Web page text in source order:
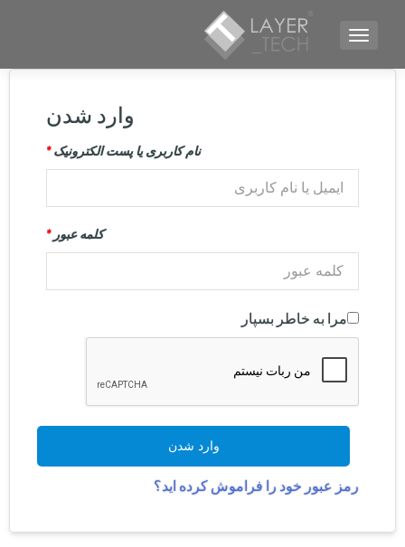
TOGGLE NAVIGATION
وارد شدن
نام کاربری یا پست الکترونیک*
کلمه عبور*
مرا به خاطر بسپار
وارد شدن
رمز عبور خود را فراموش کرده اید؟